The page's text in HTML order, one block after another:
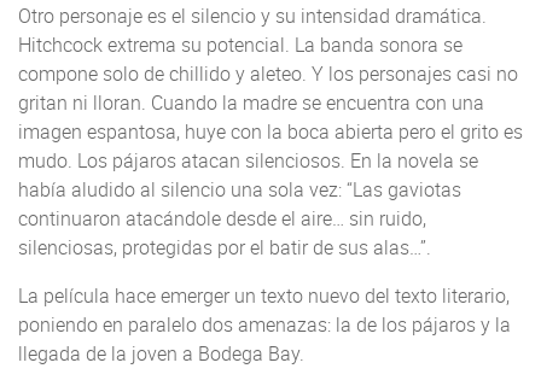
Otro personaje es el silencio y su intensidad dramática.
Hitchcock extrema su potencial. La banda sonora se
compone solo de chillido y aleteo. Y los personajes casi no
gritan ni lloran. Cuando la madre se encuentra con una
imagen espantosa, huye con la boca abierta pero el grito es
mudo. Los pájaros atacan silenciosos. En la novela se
había aludido al silencio una sola vez: “Las gaviotas
continuaron atacándole desde el aire… sin ruido,
silenciosas, protegidas por el batir de sus alas…”.
La película hace emerger un texto nuevo del texto literario,
poniendo en paralelo dos amenazas: la de los pájaros y la
llegada de la joven a Bodega Bay.